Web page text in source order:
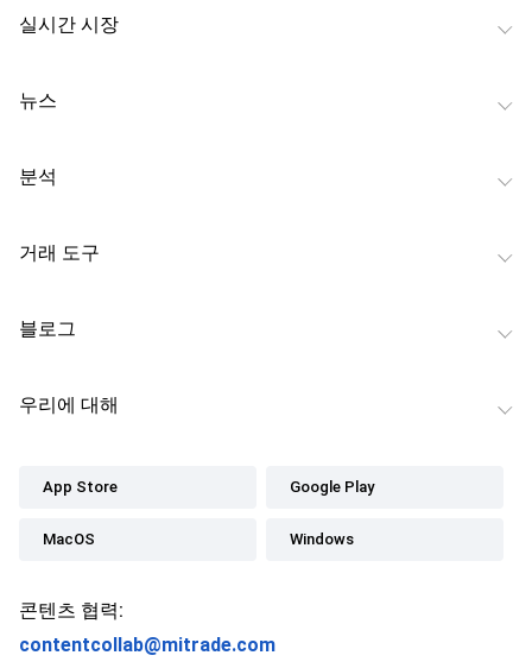
실시간 시장
뉴스
분석
거래 도구
블로그
우리에 대해
App Store Google Play
MacOS Windows
콘텐츠 협력:
contentcollab@mitrade.com